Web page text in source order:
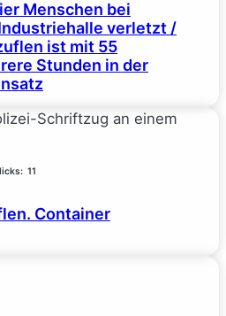
Menschen bei
verletzt /
ist mit 55
Stunden in der
11
Container